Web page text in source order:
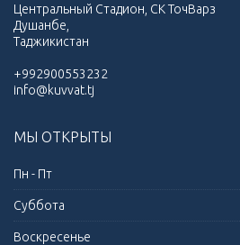
Центральный Стадион, СК ТочВарз
Душанбе,
Таджикистан
+992900553232
info@kuvvat.tj
МЫ ОТКРЫТЫ
Пн - Пт
Суббота
Воскресенье